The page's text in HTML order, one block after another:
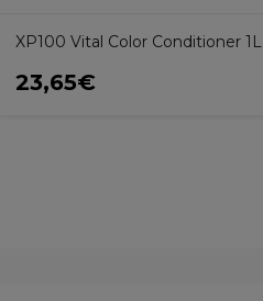
XP100 Vital Color Conditioner 1L
23,65€